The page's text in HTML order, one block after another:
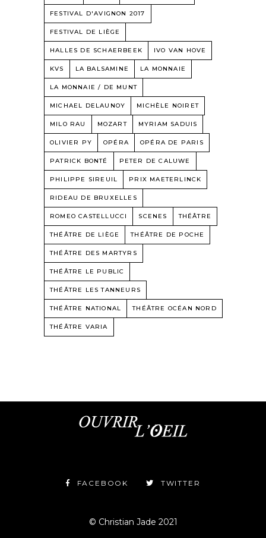
FESTIVAL D'AVIGNON 2017
FESTIVAL DE LIÈGE
HALLES DE SCHAERBEEK IVO VAN HOVE
KVS LA BALSAMINE LA MONNAIE
LA MONNAIE / DE MUNT
MICHAEL DELAUNOY MICHÈLE NOIRET
MILO RAU MOZART MYRIAM SADUIS
OLIVIER PY OPÉRA OPÉRA DE PARIS
PATRICK BONTÉ PETER DE CALUWE
PHILIPPE SIREUIL PRIX MAETERLINCK
RIDEAU DE BRUXELLES
ROMEO CASTELLUCCI SCENES THÉÂTRE
THÉÂTRE DE LIÈGE THÉÂTRE DE POCHE
THÉÂTRE DES MARTYRS
THÉÂTRE LE PUBLIC
THÉÂTRE LES TANNEURS
THÉÂTRE NATIONAL THÉÂTRE OCÉAN NORD
THÉÂTRE VARIA
FACEBOOK TWITTER
© Christian Jade 2021